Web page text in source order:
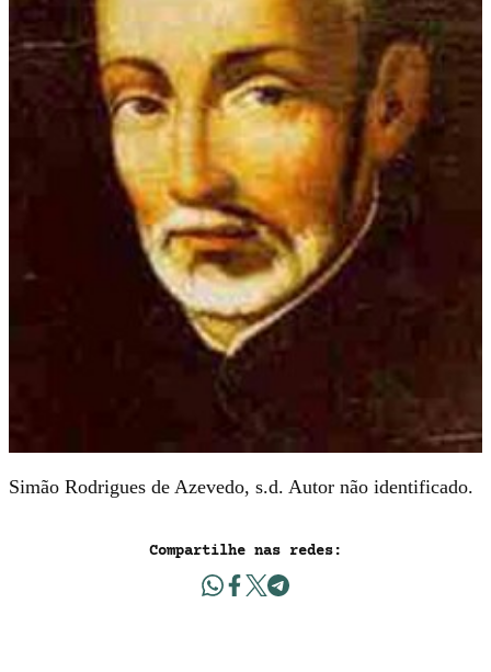
Simão Rodrigues de Azevedo, s.d. Autor não identificado.
Compartilhe nas redes: